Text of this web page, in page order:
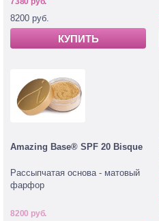
8200 руб.
КУПИТЬ
Amazing Base® SPF 20 Bisque
Рассыпчатая основа - матовый
фарфор
8200 руб.